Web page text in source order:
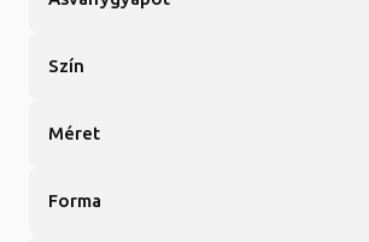
Szín
Méret
Forma